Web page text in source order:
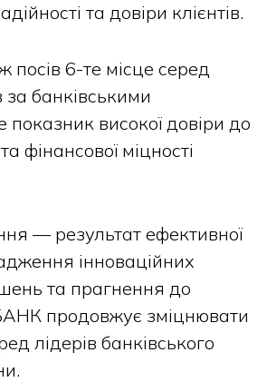
та довіри клієнтів.
посів 6-те місце серед
банківськими
показник високої довіри до
фінансової міцності
— результат ефективної
інноваційних
та прагнення до
продовжує зміцнювати
лідерів банківського